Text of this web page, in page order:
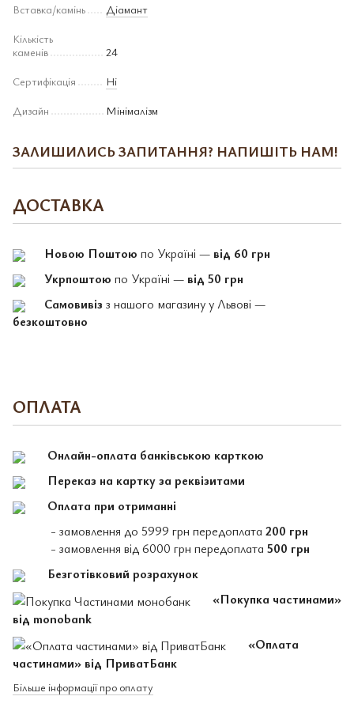
Вставка/камінь
Діамант
Кількість
каменів
24
Сертифікація
Ні
Дизайн
Мінімалізм
ЗАЛИШИЛИСЬ ЗАПИТАННЯ? НАПИШІТЬ НАМ!
ДОСТАВКА
Новою Поштою по Україні — від 60 грн
Укрпоштою по Україні — від 50 грн
Самовивіз з нашого магазину у Львові —
безкоштовно
ОПЛАТА
Онлайн-оплата банківською карткою
Переказ на картку за реквізитами
Оплата при отриманні
- замовлення до 5999 грн передоплата 200 грн
- замовлення від 6000 грн передоплата 500 грн
Безготівковий розрахунок
«Покупка частинами»
від monobank
«Оплата
частинами» від ПриватБанк
Більше інформації про оплату